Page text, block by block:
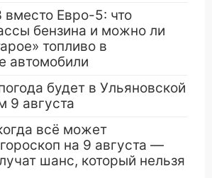
вместо Евро-5: что
бензина и можно ли
топливо в
автомобили
будет в Ульяновской
9 августа
всё может
на 9 августа —
шанс, который нельзя